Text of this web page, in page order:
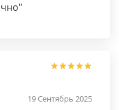
19 Сентябрь 2025